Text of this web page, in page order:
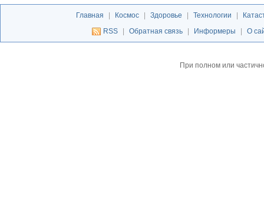
Главная | Космос | Здоровье | Технологии |
RSS
| Обратная связь | Информеры | О
При полном или